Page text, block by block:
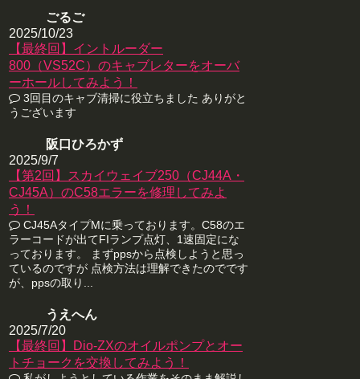
ごるご
2025/10/23
【最終回】イントルーダー
800（VS52C）のキャブレターをオーバ
ーホールしてみよう！
3回目のキャブ清掃に役立ちました ありがと
うございます
阪口ひろかず
2025/9/7
【第2回】スカイウェイブ250（CJ44A・
CJ45A）のC58エラーを修理してみよ
う！
CJ45AタイプMに乗っております。C58のエ
ラーコードが出てFIランプ点灯、1速固定にな
っております。 まずppsから点検しようと思っ
ているのですが 点検方法は理解できたのでです
が、ppsの取り...
うえへん
2025/7/20
【最終回】Dio-ZXのオイルポンプとオー
トチョークを交換してみよう！